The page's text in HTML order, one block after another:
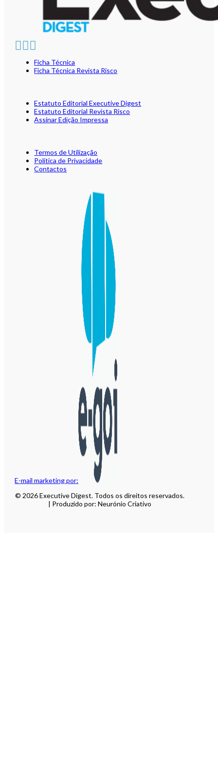
E-mail marketing por:
Ficha Técnica
Ficha Técnica Revista Risco
Estatuto Editorial Executive Digest
Estatuto Editorial Revista Risco
Assinar Edição Impressa
Termos de Utilização
Política de Privacidade
Contactos
© 2026 Executive Digest. Todos os direitos reservados.
| Produzido por: Neurónio Criativo